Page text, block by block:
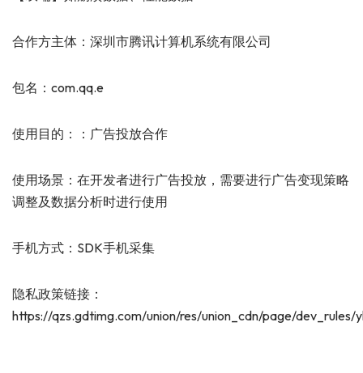
合作方主体：深圳市腾讯计算机系统有限公司
包名：com.qq.e
使用目的：：广告投放合作
使用场景：在开发者进行广告投放，需要进行广告变现策略
调整及数据分析时进行使用
手机方式：SDK手机采集
隐私政策链接：
https://qzs.gdtimg.com/union/res/union_cdn/page/